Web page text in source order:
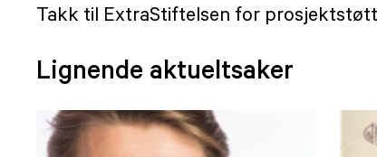
Takk til ExtraStiftelsen for
Lignende aktueltsaker